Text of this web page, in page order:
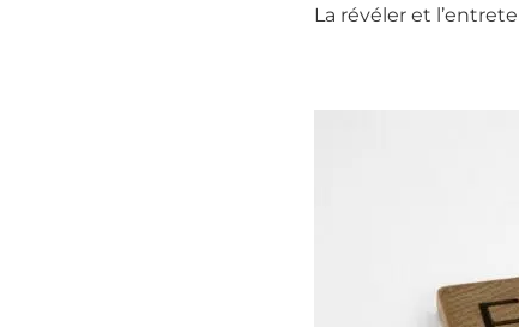
La révéler et